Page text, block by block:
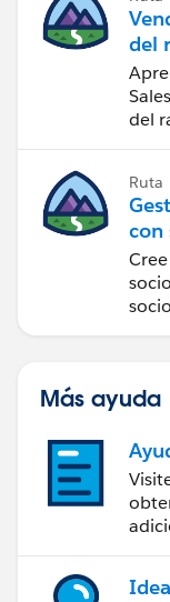
del
del
Ruta
con
Más ayuda